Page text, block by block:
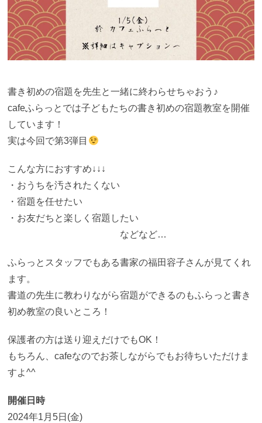
書き初めの宿題を先生と一緒に終わらせちゃおう♪
cafeふらっとでは子どもたちの書き初めの宿題教室を開催
しています！
実は今回で第3弾目
こんな方におすすめ↓↓↓
・おうちを汚されたくない
・宿題を任せたい
・お友だちと楽しく宿題したい
などなど…
ふらっとスタッフでもある書家の福田容子さんが見てくれ
ます。
書道の先生に教わりながら宿題ができるのもふらっと書き
初め教室の良いところ！
保護者の方は送り迎えだけでもOK！
もちろん、cafeなのでお茶しながらでもお待ちいただけま
すよ^^
開催日時
2024年1月5日(金)